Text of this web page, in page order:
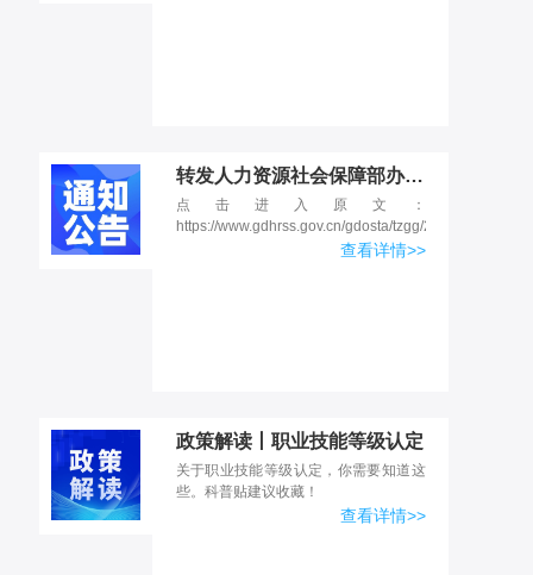
转发人力资源社会保障部办公厅《关于做好水平评价类技能人员职业资格退出目录有关工作的通知》
点击进入原文：
https://www.gdhrss.gov.cn/gdosta/tzgg/20200904/
查看详情>>
政策解读丨职业技能等级认定
关于职业技能等级认定，你需要知道这
些。科普贴建议收藏！
查看详情>>